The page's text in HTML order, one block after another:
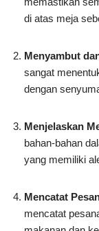
di atas meja
Menyambut
sangat
dengan
Menjelaskan
bahan-bahan
yang memiliki
Mencatat
mencatat